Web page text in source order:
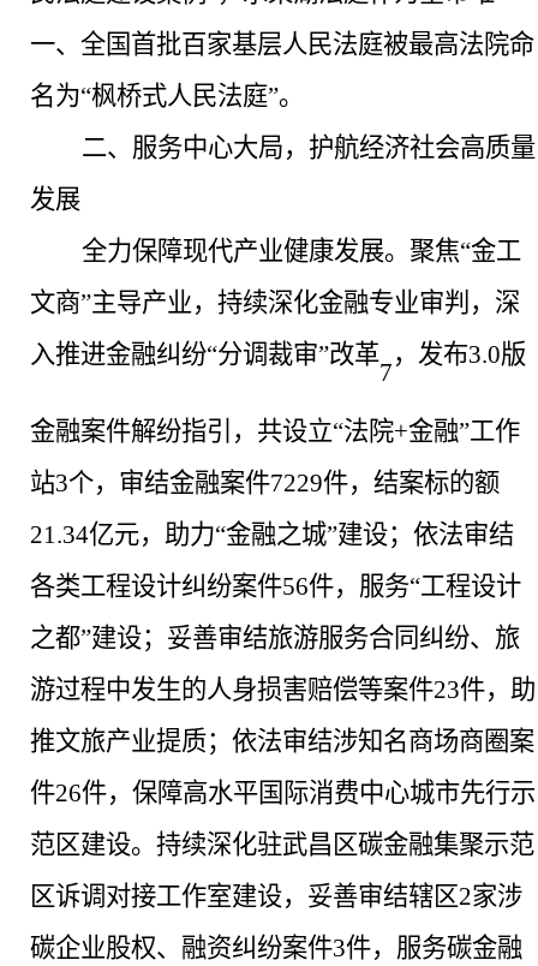
一、全国首批百家基层人民法庭被最高法院命
名为“枫桥式人民法庭”。
二、服务中心大局，护航经济社会高质量
发展
全力保障现代产业健康发展。 聚焦“金工
文商”主导产业，持续深化金融专业审判，深
入推进金融纠纷“分调裁审”改革
7
，发布3.0版
金融案件解纷指引，共设立“法院+金融”工作
站3个，审结金融案件7229件，结案标的额
21.34亿元，助力“金融之城”建设；依法审结
各类工程设计纠纷案件56件，服务“工程设计
之都”建设；妥善审结旅游服务合同纠纷、旅
游过程中发生的人身损害赔偿等案件23件，助
推文旅产业提质；依法审结涉知名商场商圈案
件26件，保障高水平国际消费中心城市先行示
范区建设。持续深化驻武昌区碳金融集聚示范
区诉调对接工作室建设，妥善审结辖区2家涉
碳企业股权、融资纠纷案件3件，服务碳金融